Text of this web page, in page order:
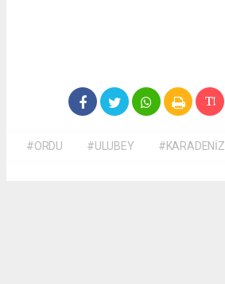
#ORDU #ULUBEY #KARADENİZ